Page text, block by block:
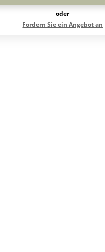
oder
Fordern Sie ein Angebot an